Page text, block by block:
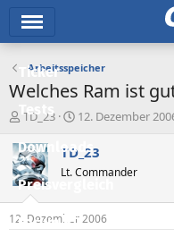
Ticker
Tests
Downloads
Preisvergleich
Forum
Arbeitsspeicher
Welches Ram ist
E
s
t
e
e
TD_23
E
s
t
e
t
12. Dezember
TD_23
Lt. Commander
12. Dezember 2006